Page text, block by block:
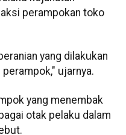
perampokan toko
yang dilakukan
ujarnya.
yang menembak
otak pelaku dalam